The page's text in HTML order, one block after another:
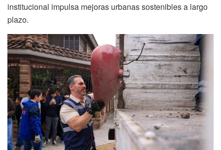
institucional impulsa mejoras urbanas sostenibles a largo
plazo.